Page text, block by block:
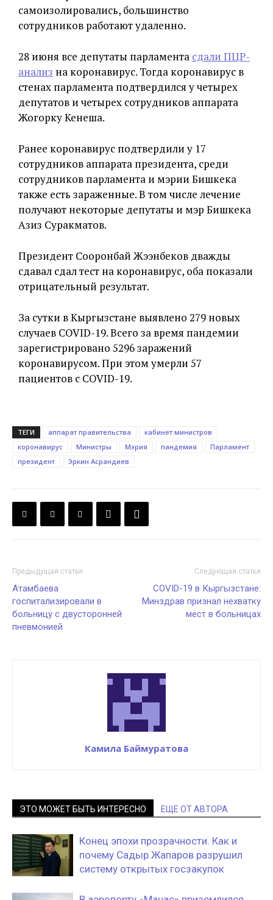
самоизолировались, большинство
сотрудников работают удаленно.
28 июня все депутаты парламента сдали ПЦР-
анализ на коронавирус. Тогда коронавирус в
стенах парламента подтвердился у четырех
депутатов и четырех сотрудников аппарата
Жогорку Кенеша.
Ранее коронавирус подтвердили у 17
сотрудников аппарата президента, среди
сотрудников парламента и мэрии Бишкека
также есть зараженные. В том числе лечение
получают некоторые депутаты и мэр Бишкека
Азиз Суракматов.
Президент Сооронбай Жээнбеков дважды
сдавал сдал тест на коронавирус, оба показали
отрицательный результат.
За сутки в Кыргызстане выявлено 279 новых
случаев COVID-19. Всего за время пандемии
зарегистрировано 5296 заражений
коронавирусом. При этом умерли 57
пациентов с COVID-19.
ТЕГИ аппарат правительства
кабинет министров
коронавирус
Министры Мэрия пандемия
Парламент
президент
Эркин Асрандиев
Предыдущая статья
Атамбаева
госпитализировали в
больницу с двусторонней
пневмонией
Следующая статья
COVID-19 в Кыргызстане:
Минздрав признал нехватку
мест в больницах
Камила Баймуратова
ЭТО МОЖЕТ БЫТЬ ИНТЕРЕСНО ЕЩЕ ОТ АВТОРА
Конец эпохи прозрачности. Как и
почему Садыр Жапаров разрушил
систему открытых госзакупок